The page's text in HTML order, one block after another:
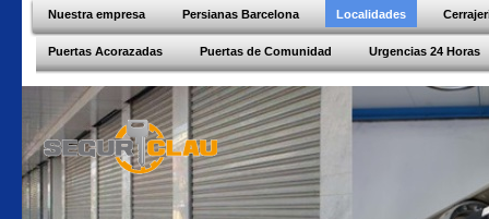
Nuestra empresa Persianas Barcelona Localidades
Puertas Acorazadas Puertas de Comunidad Urgencias 24 Horas